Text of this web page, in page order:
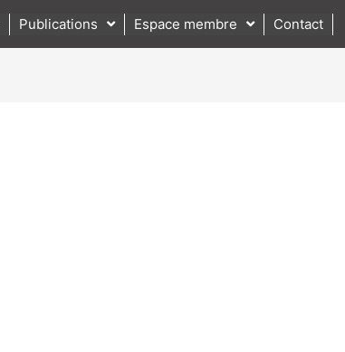
Publications Espace membre Contact